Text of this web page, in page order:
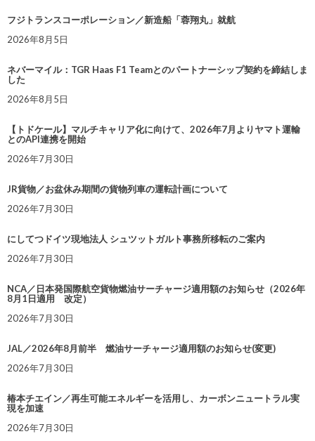
フジトランスコーポレーション／新造船「蓉翔丸」就航
2026年8月5日
ネバーマイル：TGR Haas F1 Teamとのパートナーシップ契約を締結しま
した
2026年8月5日
【トドケール】マルチキャリア化に向けて、2026年7月よりヤマト運輸
とのAPI連携を開始
2026年7月30日
JR貨物／お盆休み期間の貨物列車の運転計画について
2026年7月30日
にしてつドイツ現地法人 シュツットガルト事務所移転のご案内
2026年7月30日
NCA／日本発国際航空貨物燃油サーチャージ適用額のお知らせ（2026年
8月1日適用 改定）
2026年7月30日
JAL／2026年8月前半 燃油サーチャージ適用額のお知らせ(変更)
2026年7月30日
椿本チエイン／再生可能エネルギーを活用し、カーボンニュートラル実
現を加速
2026年7月30日